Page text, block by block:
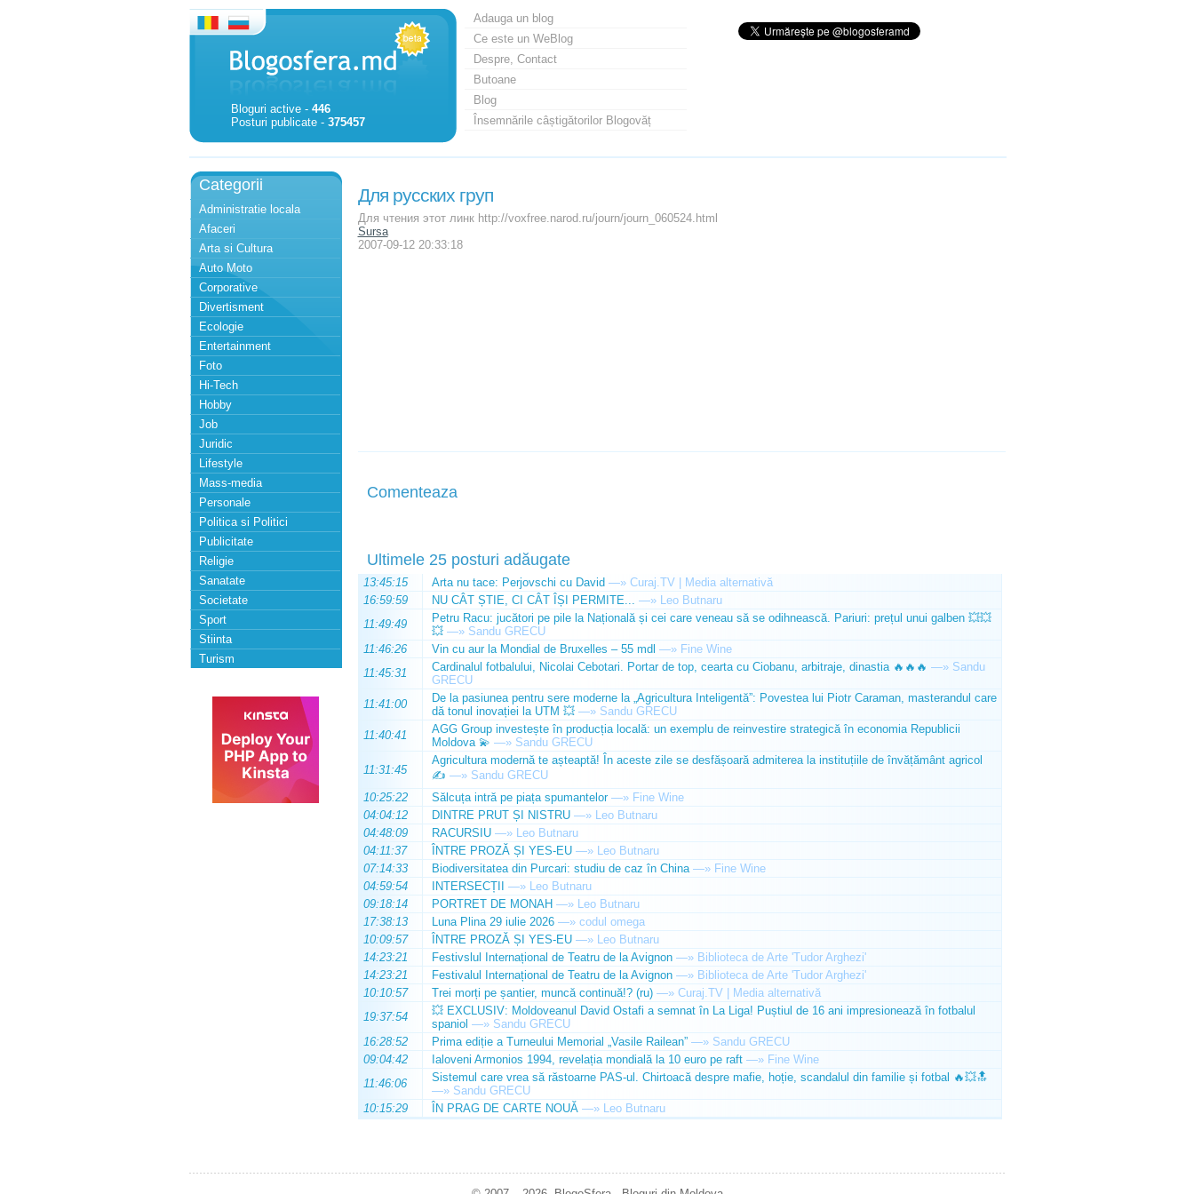
Bloguri active - 446
Posturi publicate - 375457
Adauga un blog
Ce este un WeBlog
Despre, Contact
Butoane
Blog
Însemnările câștigătorilor Blogovăț
Categorii
Administratie locala
Afaceri
Arta si Cultura
Auto Moto
Corporative
Divertisment
Ecologie
Entertainment
Foto
Hi-Tech
Hobby
Job
Juridic
Lifestyle
Mass-media
Personale
Politica si Politici
Publicitate
Religie
Sanatate
Societate
Sport
Stiinta
Turism
Для русских груп
Для чтения этот линк http://voxfree.narod.ru/journ/journ_060524.html
Sursa
2007-09-12 20:33:18
Comenteaza
Ultimele 25 posturi adăugate
13:45:15 Arta nu tace: Perjovschi cu David —» Curaj.TV | Media alternativă
16:59:59
NU CÂT ȘTIE, CI CÂT ÎȘI PERMITE... —» Leo Butnaru
11:49:49
Petru Racu: jucători pe pile la Națională și cei care veneau să se odihnească. Pariuri: prețul unui galben 💥💥
💥 —» Sandu GRECU
11:46:26
Vin cu aur la Mondial de Bruxelles – 55 mdl —» Fine Wine
11:45:31
Cardinalul fotbalului, Nicolai Cebotari. Portar de top, cearta cu Ciobanu, arbitraje, dinastia 🔥🔥🔥 —» Sandu
GRECU
11:41:00
De la pasiunea pentru sere moderne la „Agricultura Inteligentă”: Povestea lui Piotr Caraman, masterandul care
dă tonul inovației la UTM 💥 —» Sandu GRECU
11:40:41
AGG Group investește în producția locală: un exemplu de reinvestire strategică în economia Republicii
Moldova 💫 —» Sandu GRECU
11:31:45
Agricultura modernă te așteaptă! În aceste zile se desfășoară admiterea la instituțiile de învățământ agricol
✍️ —» Sandu GRECU
10:25:22
Sălcuța intră pe piața spumantelor —» Fine Wine
04:04:12
DINTRE PRUT ȘI NISTRU —» Leo Butnaru
04:48:09
RACURSIU —» Leo Butnaru
04:11:37
ÎNTRE PROZĂ ȘI YES-EU —» Leo Butnaru
07:14:33
Biodiversitatea din Purcari: studiu de caz în China —» Fine Wine
04:59:54
INTERSECȚII —» Leo Butnaru
09:18:14
PORTRET DE MONAH —» Leo Butnaru
17:38:13
Luna Plina 29 iulie 2026 —» codul omega
10:09:57
ÎNTRE PROZĂ ȘI YES-EU —» Leo Butnaru
14:23:21
Festivslul Internațional de Teatru de la Avignon —» Biblioteca de Arte 'Tudor Arghezi'
14:23:21
Festivalul Internațional de Teatru de la Avignon —» Biblioteca de Arte 'Tudor Arghezi'
10:10:57
Trei morți pe șantier, muncă continuă!? (ru) —» Curaj.TV | Media alternativă
19:37:54
💥 EXCLUSIV: Moldoveanul David Ostafi a semnat în La Liga! Puștiul de 16 ani impresionează în fotbalul
spaniol —» Sandu GRECU
16:28:52
Prima ediție a Turneului Memorial „Vasile Railean” —» Sandu GRECU
09:04:42
Ialoveni Armonios 1994, revelația mondială la 10 euro pe raft —» Fine Wine
11:46:06
Sistemul care vrea să răstoarne PAS-ul. Chirtoacă despre mafie, hoție, scandalul din familie și fotbal 🔥💥🔝
—» Sandu GRECU
10:15:29
ÎN PRAG DE CARTE NOUĂ —» Leo Butnaru